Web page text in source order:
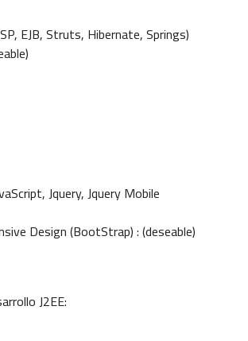
EJB, Struts, Hibernate, Springs)
Jquery, Jquery Mobile
Design (BootStrap) : (deseable)
J2EE: